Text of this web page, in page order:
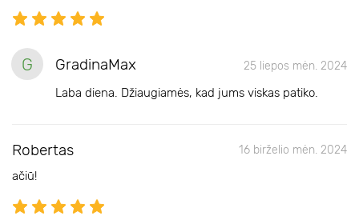
G GradinaMax 25 liepos mėn. 2024
Laba diena. Džiaugiamės, kad jums viskas patiko.
Robertas 16 birželio mėn. 2024
ačiū!